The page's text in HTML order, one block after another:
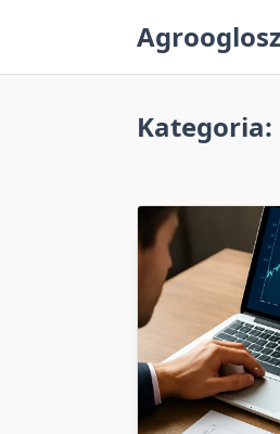
Kategoria: